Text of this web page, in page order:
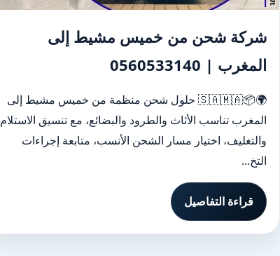
شركة شحن من خميس مشيط إلى
المغرب | 0560533140
🌍📦🇸🇦🇲🇦 حلول شحن منظمة من خميس مشيط إلى
المغرب تناسب الأثاث والطرود والبضائع، مع تنسيق الاستلام
والتغليف، اختيار مسار الشحن الأنسب، متابعة إجراءات
التخ...
قراءة التفاصيل